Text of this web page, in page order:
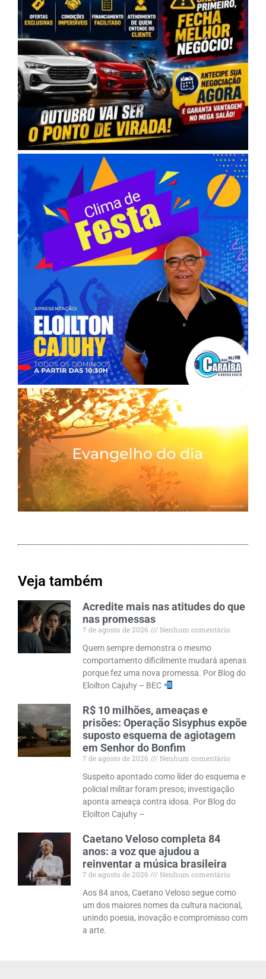
Veja também
Acredite mais nas atitudes do que
nas promessas
7 de agosto de 2026
Nenhum comentário
Quem sempre demonstra o mesmo
comportamento dificilmente mudará apenas
porque fez uma nova promessa. Por Blog do
Eloilton Cajuhy – BEC
R$ 10 milhões, ameaças e
prisões: Operação Sisyphus expõe
suposto esquema de agiotagem
em Senhor do Bonfim
7 de agosto de 2026
Nenhum comentário
Suspeito apontado como líder do esquema e
policial militar foram presos; investigação
aponta ameaça contra idosa. Por Blog do
Eloilton Cajuhy –
Caetano Veloso completa 84
anos: a voz que ajudou a
reinventar a música brasileira
7 de agosto de 2026
Nenhum comentário
Aos 84 anos, Caetano Veloso segue como
um dos maiores nomes da cultura nacional,
unindo poesia, inovação e compromisso com
a arte.